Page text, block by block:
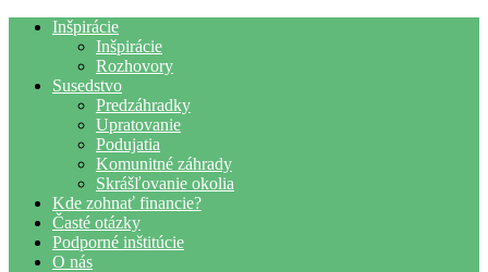
Inšpirácie
Inšpirácie
Rozhovory
Susedstvo
Predzáhradky
Upratovanie
Podujatia
Komunitné záhrady
Skrášľovanie okolia
Kde zohnať financie?
Časté otázky
Podporné inštitúcie
O nás